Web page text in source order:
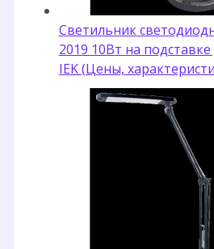
Светильник
2019 10Вт на
IEK (Цены,